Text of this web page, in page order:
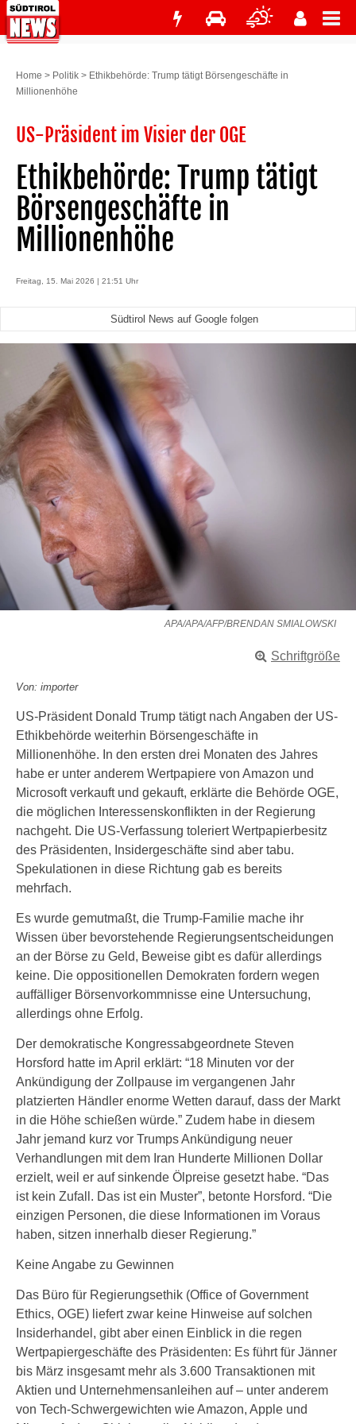
Home > Politik > Ethikbehörde: Trump tätigt Börsengeschäfte in
Millionenhöhe
US-Präsident im Visier der OGE
Ethikbehörde: Trump tätigt
Börsengeschäfte in
Millionenhöhe
Freitag, 15. Mai 2026 | 21:51 Uhr
Südtirol News auf Google folgen
APA/APA/AFP/BRENDAN SMIALOWSKI
Schriftgröße
Von: importer
US-Präsident Donald Trump tätigt nach Angaben der US-
Ethikbehörde weiterhin Börsengeschäfte in
Millionenhöhe. In den ersten drei Monaten des Jahres
habe er unter anderem Wertpapiere von Amazon und
Microsoft verkauft und gekauft, erklärte die Behörde OGE,
die möglichen Interessenskonflikten in der Regierung
nachgeht. Die US-Verfassung toleriert Wertpapierbesitz
des Präsidenten, Insidergeschäfte sind aber tabu.
Spekulationen in diese Richtung gab es bereits
mehrfach.
Es wurde gemutmaßt, die Trump-Familie mache ihr
Wissen über bevorstehende Regierungsentscheidungen
an der Börse zu Geld, Beweise gibt es dafür allerdings
keine. Die oppositionellen Demokraten fordern wegen
auffälliger Börsenvorkommnisse eine Untersuchung,
allerdings ohne Erfolg.
Der demokratische Kongressabgeordnete Steven
Horsford hatte im April erklärt: “18 Minuten vor der
Ankündigung der Zollpause im vergangenen Jahr
platzierten Händler enorme Wetten darauf, dass der Markt
in die Höhe schießen würde.” Zudem habe in diesem
Jahr jemand kurz vor Trumps Ankündigung neuer
Verhandlungen mit dem Iran Hunderte Millionen Dollar
erzielt, weil er auf sinkende Ölpreise gesetzt habe. “Das
ist kein Zufall. Das ist ein Muster”, betonte Horsford. “Die
einzigen Personen, die diese Informationen im Voraus
haben, sitzen innerhalb dieser Regierung.”
Keine Angabe zu Gewinnen
Das Büro für Regierungsethik (Office of Government
Ethics, OGE) liefert zwar keine Hinweise auf solchen
Insiderhandel, gibt aber einen Einblick in die regen
Wertpapiergeschäfte des Präsidenten: Es führt für Jänner
bis März insgesamt mehr als 3.600 Transaktionen mit
Aktien und Unternehmensanleihen auf – unter anderem
von Tech-Schwergewichten wie Amazon, Apple und